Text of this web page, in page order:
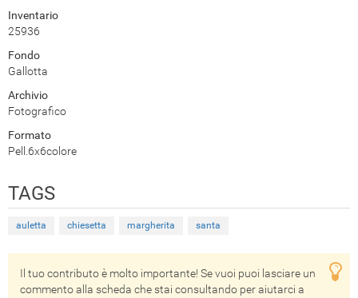
Inventario
25936
Fondo
Gallotta
Archivio
Fotografico
Formato
Pell.6x6colore
TAGS
auletta chiesetta margherita santa
Il tuo contributo è molto importante! Se vuoi puoi lasciare un
commento alla scheda che stai consultando per aiutarci a